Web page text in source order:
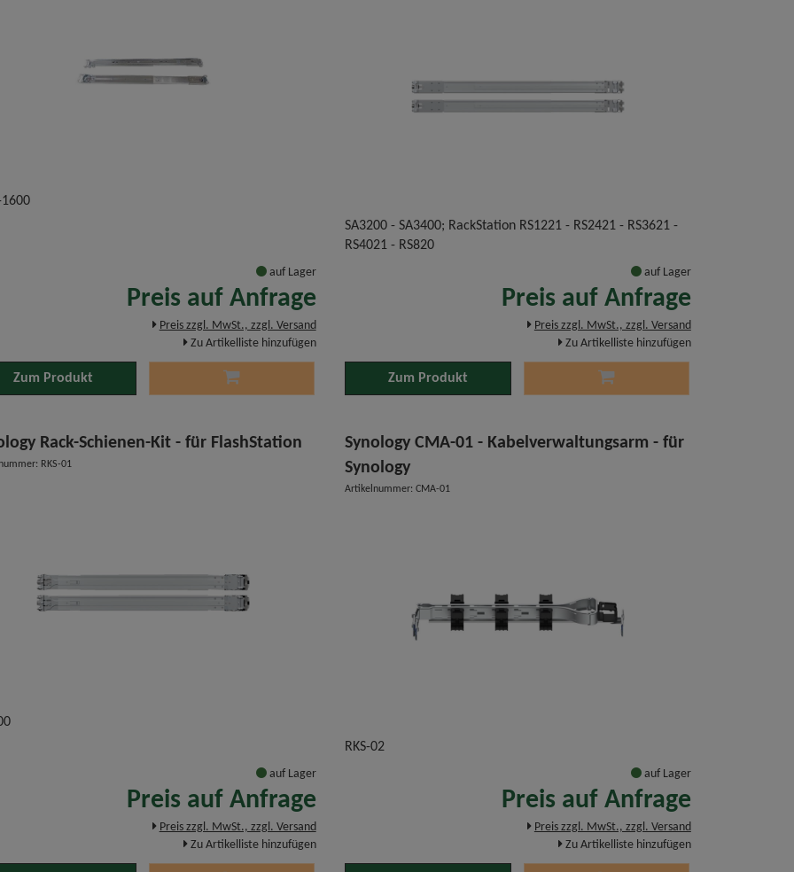
auf Lager
Preis auf Anfrage
Preis zzgl. MwSt., zzgl. Versand
Zu Artikelliste hinzufügen
Zum Produkt
SA3200 - SA3400; RackStation RS1221 - RS2421 - RS3621 -
RS4021 - RS820
auf Lager
Preis auf Anfrage
Preis zzgl. MwSt., zzgl. Versand
Zu Artikelliste hinzufügen
Zum Produkt
Rack-Schienen-Kit - für FlashStation
RKS-01
auf Lager
Preis auf Anfrage
Preis zzgl. MwSt., zzgl. Versand
Zu Artikelliste hinzufügen
Synology CMA-01 - Kabelverwaltungsarm - für
Synology
Artikelnummer: CMA-01
RKS-02
auf Lager
Preis auf Anfrage
Preis zzgl. MwSt., zzgl. Versand
Zu Artikelliste hinzufügen